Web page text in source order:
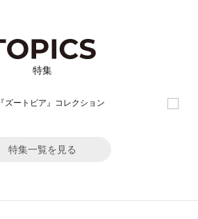
特集
特集一覧を見る